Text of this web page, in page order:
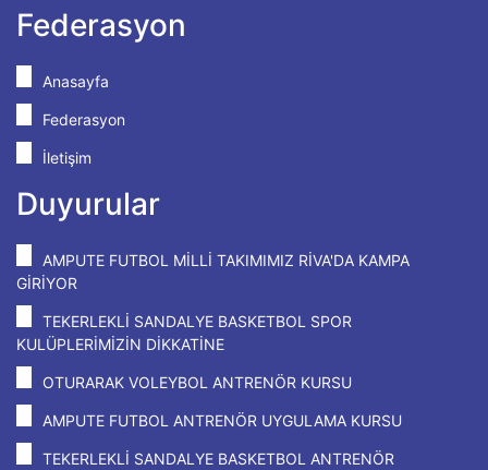
Federasyon
Anasayfa
Federasyon
İletişim
Duyurular
AMPUTE FUTBOL MİLLİ TAKIMIMIZ RİVA'DA KAMPA
GİRİYOR
TEKERLEKLİ SANDALYE BASKETBOL SPOR
KULÜPLERİMİZİN DİKKATİNE
OTURARAK VOLEYBOL ANTRENÖR KURSU
AMPUTE FUTBOL ANTRENÖR UYGULAMA KURSU
TEKERLEKLİ SANDALYE BASKETBOL ANTRENÖR